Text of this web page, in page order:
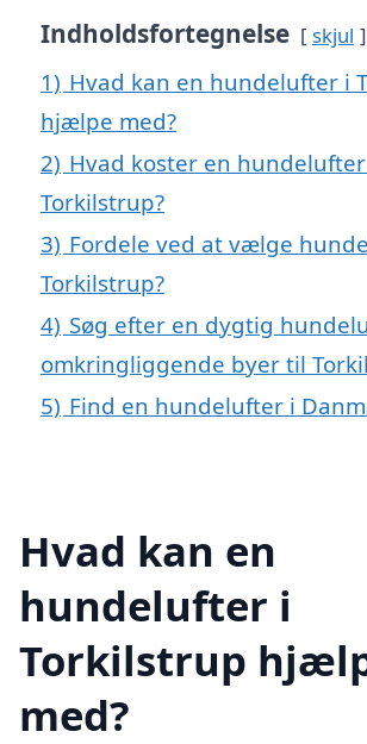
Indholdsfortegnelse skjul
1) Hvad kan en hundelufter i
hjælpe med?
2) Hvad koster en
Torkilstrup?
3) Fordele ved at vælge
Torkilstrup?
4) Søg efter en dygtig
omkringliggende byer til
5) Find en hundelufter i
Hvad kan en
hundelufter i
Torkilstrup
med?